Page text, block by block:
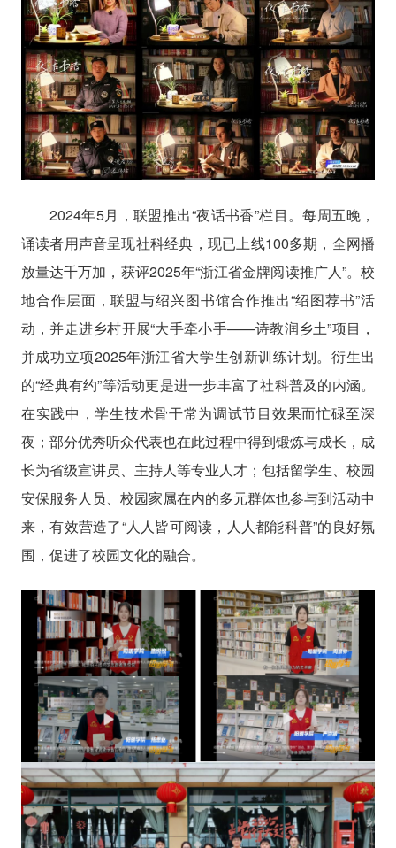
2024年5月，联盟推出“夜话书香”栏目。每周五晚，
诵读者用声音呈现社科经典，现已上线100多期，全网播
放量达千万加，获评2025年“浙江省金牌阅读推广人”。校
地合作层面，联盟与绍兴图书馆合作推出“绍图荐书”活
动，并走进乡村开展“大手牵小手——诗教润乡土”项目，
并成功立项2025年浙江省大学生创新训练计划。衍生出
的“经典有约”等活动更是进一步丰富了社科普及的内涵。
在实践中，学生技术骨干常为调试节目效果而忙碌至深
夜；部分优秀听众代表也在此过程中得到锻炼与成长，成
长为省级宣讲员、主持人等专业人才；包括留学生、校园
安保服务人员、校园家属在内的多元群体也参与到活动中
来，有效营造了“人人皆可阅读，人人都能科普”的良好氛
围，促进了校园文化的融合。